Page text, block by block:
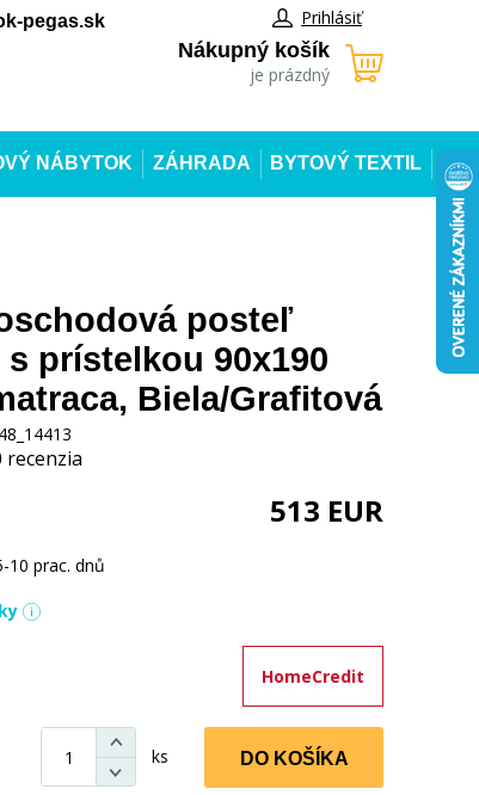
pegas.sk Prihlásiť
Nákupný košík
je prázdný
NÁBYTOK ZÁHRADA BYTOVÝ TEXTIL
posteľ
s prístelkou 90x190
Biela/Grafitová
recenzia
513 EUR
10 prac. dnů
HomeCredit
ks DO KOŠÍKA